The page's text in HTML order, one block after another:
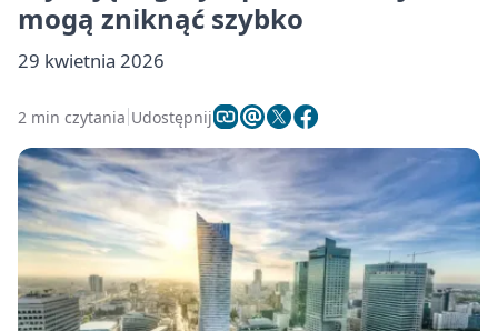
mogą zniknąć szybko
29 kwietnia 2026
2 min czytania Udostępnij